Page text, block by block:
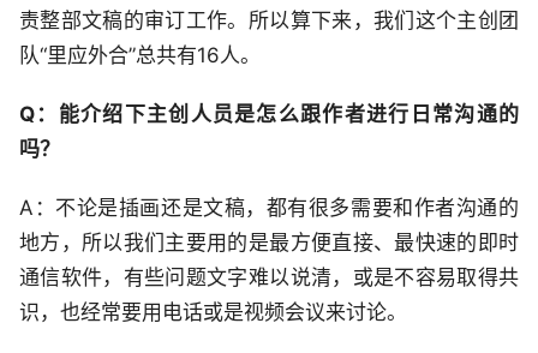
责整部文稿的审订工作。所以算下来，我们这个主创团
队“里应外合”总共有16人。
Q：能介绍下主创人员是怎么跟作者进行日常沟通的
吗？
A：不论是插画还是文稿，都有很多需要和作者沟通的
地方，所以我们主要用的是最方便直接、最快速的即时
通信软件，有些问题文字难以说清，或是不容易取得共
识，也经常要用电话或是视频会议来讨论。